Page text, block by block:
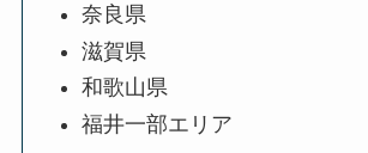
奈良県
滋賀県
和歌山県
福井一部エリア